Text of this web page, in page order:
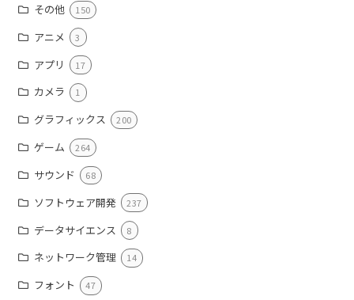
その他 150
アニメ 3
アプリ 17
カメラ 1
グラフィックス 200
ゲーム 264
サウンド 68
ソフトウェア開発 237
データサイエンス 8
ネットワーク管理 14
フォント 47